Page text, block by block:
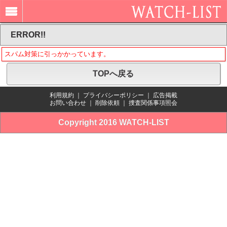
ERROR!!
スパム対策に引っかかっています。
TOPへ戻る
利用規約 プライバシーポリシー
広告掲載
お問い合わせ
削除依頼 捜査関係事項照会
Copyright 2016 WATCH-LIST